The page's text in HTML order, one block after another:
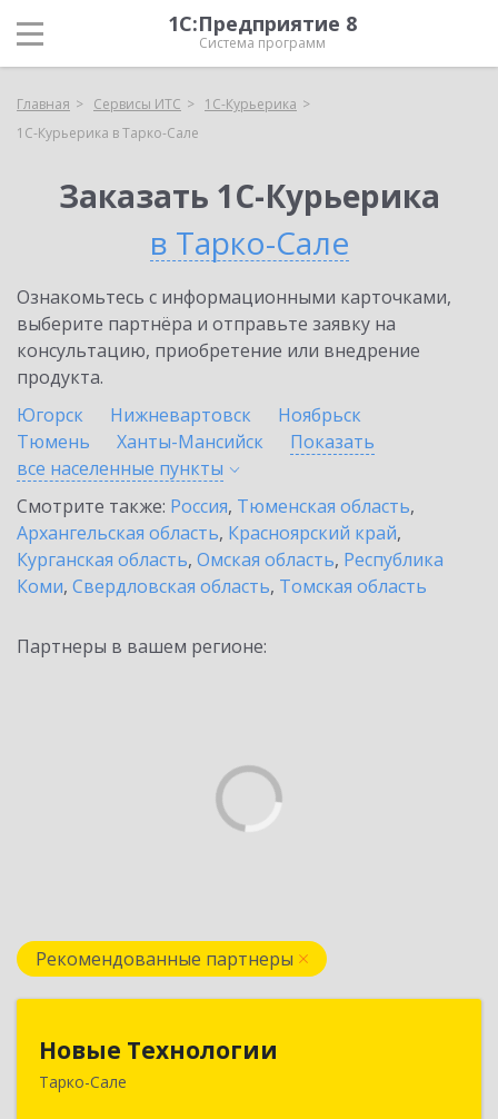
1С:Предприятие 8
Система программ
Главная Сервисы ИТС
1С-Курьерика
1С-Курьерика в Тарко-Сале
Заказать 1С-Курьерика
в Тарко-Сале
Ознакомьтесь с информационными карточками,
выберите партнёра и отправьте заявку на
консультацию, приобретение или внедрение
продукта.
Югорск
Нижневартовск
Ноябрьск
Тюмень
Ханты-Мансийск
Показать
все населенные пункты
Смотрите также: Россия, Тюменская область,
Архангельская область, Красноярский край,
Курганская область, Омская область, Республика
Коми, Свердловская область, Томская область
Партнеры в вашем регионе:
Рекомендованные партнеры
Новые Технологии
Тарко-Сале
629850, Ямало-Ненецкий АО, Пуровский р-н,